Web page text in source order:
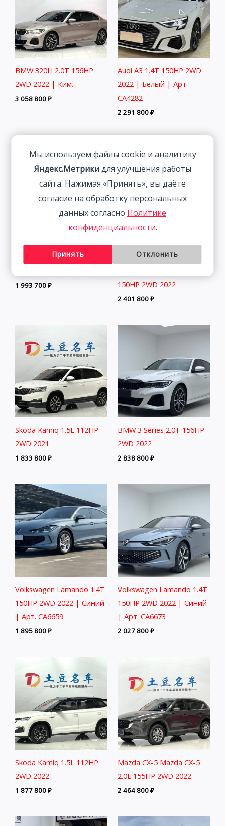
BMW 320Li 2.0T 156HP
2WD 2022 | Ким.
3 058 800₽
Audi A3 1.4T 150HP 2WD
2022 | Белый | Арт.
CA4282
2 291 800₽
Volkswagen Lamando 1.4T
150HP 2WD 2022 | Белый
1 993 700₽
Volkswagen Tanyue 280TSI
Luxury Intelligent
150HP 2WD 2022
2 401 800₽
Skoda Kamiq 1.5L 112HP
2WD 2021
1 833 800₽
BMW 3 Series 2.0T 156HP
2WD 2022
2 838 800₽
Volkswagen Lamando 1.4T
150HP 2WD 2022 | Синий
| Арт. CA6659
1 895 800₽
Volkswagen Lamando 1.4T
150HP 2WD 2022 | Синий
| Арт. CA6673
2 027 800₽
Skoda Kamiq 1.5L 112HP
2WD 2022
1 877 800₽
Mazda CX-5 Mazda CX-5
2.0L 155HP 2WD 2022
2 464 800₽
Мы используем файлы cookie и аналитику
Яндекс.Метрикидля улучшения работы
сайта. Нажимая «Принять», вы даёте
согласие на обработку персональных
данных согласно Политике
конфиденциальности.
Принять Отклонить